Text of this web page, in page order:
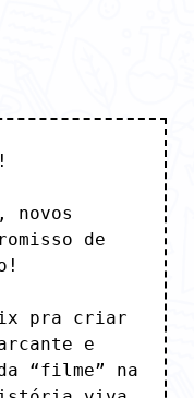
novos
de
pra criar
e
“filme” na